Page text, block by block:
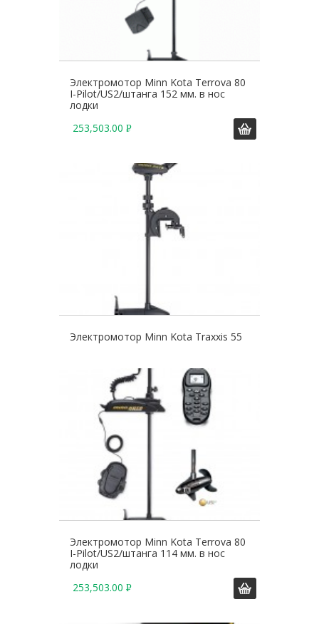
Электромотор Minn Kota Terrova 80
I-Pilot/US2/штанга 152 мм. в нос
лодки
253,503.00 Р
Электромотор Minn Kota Traxxis 55
Электромотор Minn Kota Terrova 80
I-Pilot/US2/штанга 114 мм. в нос
лодки
253,503.00 Р